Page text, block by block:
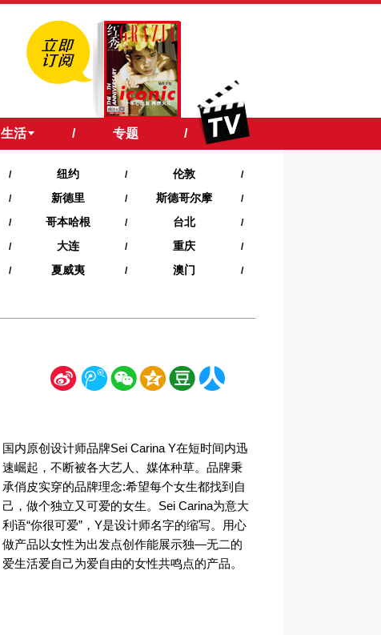
生活 / 专题 /
/ 纽约 / 伦敦 /
/ 新德里 / 斯德哥尔摩 /
/ 哥本哈根 / 台北 /
/ 大连 / 重庆 /
/ 夏威夷‍ / 澳门 /
新 腾 微 空 豆
国内原创设计师品牌Sei Carina Y在短时间内迅
速崛起，不断被各大艺人、媒体种草。品牌秉
承俏皮实穿的品牌理念:希望每个女生都找到自
己，做个独立又可爱的女生。Sei Carina为意大
利语“你很可爱”，Y是设计师名字的缩写。用心
做产品以女性为出发点创作能展示独—无二的
爱生活爱自己为爱自由的女性共鸣点的产品。